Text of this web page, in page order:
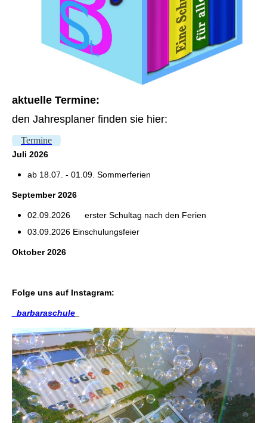
aktuelle Termine:
den Jahresplaner finden sie hier:
Termine
Juli 2026
ab 18.07. - 01.09. Sommerferien
September 2026
02.09.2026
erster Schultag nach den Ferien
03.09.2026 Einschulungsfeier
Oktober 2026
Folge uns auf Instagram:
_barbaraschule